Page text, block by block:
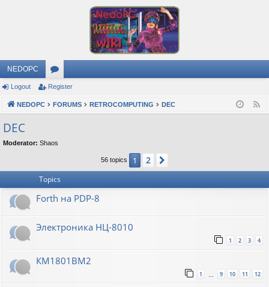
NEDOPC
or
u
s
Logout Register
NEDOPC FORUMS RETROCOMPUTING DEC
DEC
Moderator: Shaos
56 topics 1 2
Topics
Forth на PDP-8
Электроника НЦ-8010
1 2 3 4
КМ1801ВМ2
1 … 9 10 11 12